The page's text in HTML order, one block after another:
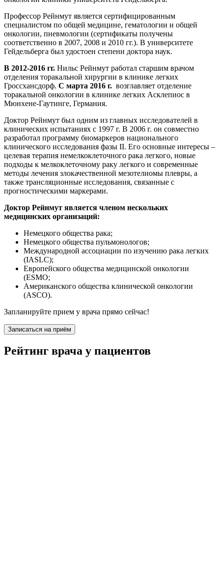
Профессор Рейнмут является сертифицированным
специалистом по общей медицине, гематологии и общей
онкологии, пневмологии (сертификаты получены
соответственно в 2007, 2008 и 2010 гг.). В университете
Гейдельберга был удостоен степени доктора наук.
В 2012-2016 гг. Нильс Рейнмут работал старшим врачом
отделения торакальной хирургии в клинике легких
Гроссхансдорф. С марта 2016 г. возглавляет отделение
торакальной онкологии в клинике легких Асклепиос в
Мюнхене-Гаутинге, Германия.
Доктор Рейнмут был одним из главных исследователей в
клинических испытаниях с 1997 г. В 2006 г. он совместно
разработал программу биомаркеров национального
клинического исследования фазы II. Его основные интересы –
целевая терапия немелкоклеточного рака легкого, новые
подходы к мелкоклеточному раку легкого и современные
методы лечения злокачественной мезотелиомы плевры, а
также трансляционные исследования, связанные с
прогностическими маркерами.
Доктор Рейнмут является членом нескольких
медицинских организаций:
Немецкого общества рака;
Немецкого общества пульмонологов;
Международной ассоциации по изучению рака легких
(IASLC);
Европейского общества медицинской онкологии
(ESMO;
Американского общества клинической онкологии
(ASCO).
Запланируйте прием у врача прямо сейчас!
Записаться на приём
Рейтинг врача у пациентов